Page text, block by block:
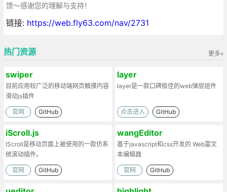
馈～感谢您的理解与支持！
链接: https://web.fly63.com/nav/2731
更多»
热门资源
swiper
目前应用较广泛的移动端网页触摸内容
滑动js插件
官网 GitHub
layer
layer是一款口碑极佳的web弹层组件
点击进入 GitHub
iScroll.js
IScroll是移动页面上被使用的一款仿系
统滚动插件。
官网 GitHub
wangEditor
基于javascript和css开发的 Web富文
本编辑器
官网 GitHub